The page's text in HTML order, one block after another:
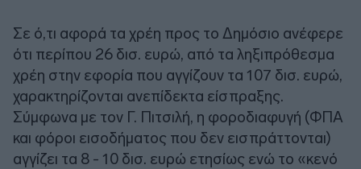
Σε ό,τι αφορά τα χρέη προς το Δημόσιο ανέφερε
ότι περίπου 26 δισ. ευρώ, από τα ληξιπρόθεσμα
χρέη στην εφορία που αγγίζουν τα 107 δισ. ευρώ,
χαρακτηρίζονται ανεπίδεκτα είσπραξης.
Σύμφωνα με τον Γ. Πιτσιλή, η φοροδιαφυγή (ΦΠΑ
και φόροι εισοδήματος που δεν εισπράττονται)
αγγίζει τα 8 - 10 δισ. ευρώ ετησίως ενώ το «κενό